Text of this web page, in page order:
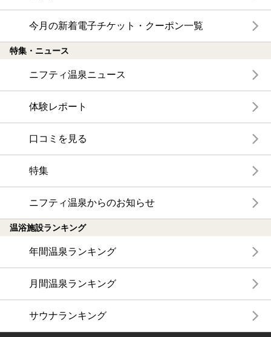
今月の新着電子チケット・クーポン一覧
特集・ニュース
ニフティ温泉ニュース
体験レポート
口コミを見る
特集
ニフティ温泉からのお知らせ
温浴施設ランキング
年間温泉ランキング
月間温泉ランキング
サウナランキング